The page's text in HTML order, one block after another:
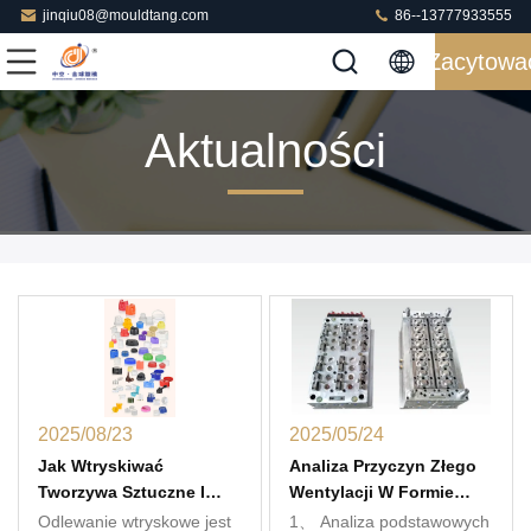
jinqiu08@mouldtang.com 86--13777933555
Aktualności
2025/08/23
Jak Wtryskiwać
Tworzywa Sztuczne I
Produkować Rodzaje
Odlewanie wtryskowe jest
2025/05/24
Analiza Przyczyn Złego
Wentylacji W Formie
Wtryskowej I Roztworach
1、 Analiza podstawowych